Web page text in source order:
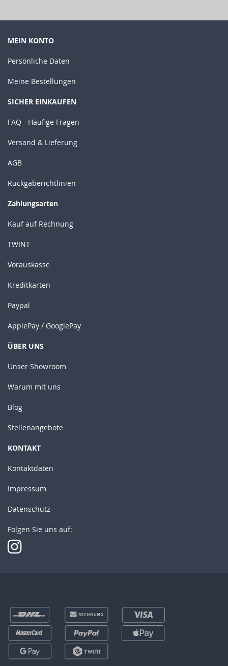
MEIN KONTO
Persönliche Daten
Meine Bestellungen
SICHER EINKAUFEN
FAQ - Häufige Fragen
Versand & Lieferung
AGB
Rückgaberichtlinien
Zahlungsarten
Kauf auf Rechnung
TWINT
Vorauskasse
Kreditkarten
Paypal
ApplePay / GooglePay
ÜBER UNS
Unser Showroom
Warum mit uns
Blog
Stellenangebote
KONTAKT
Kontaktdaten
Impressum
Datenschutz
Folgen Sie uns auf: